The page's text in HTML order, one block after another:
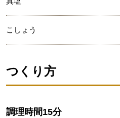
こしょう
つくり方
調理時間15分